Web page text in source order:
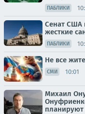
ПАБЛИКИ
Сенат США
жесткие
ПАБЛИКИ
Не все
СМИ 10:01
Михаил
планируют